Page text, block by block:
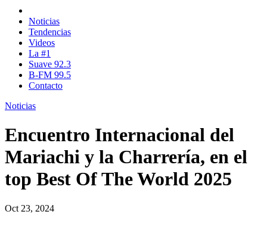
Noticias
Tendencias
Videos
La #1
Suave 92.3
B-FM 99.5
Contacto
Noticias
Encuentro Internacional del
Mariachi y la Charrería, en el
top Best Of The World 2025
Oct 23, 2024